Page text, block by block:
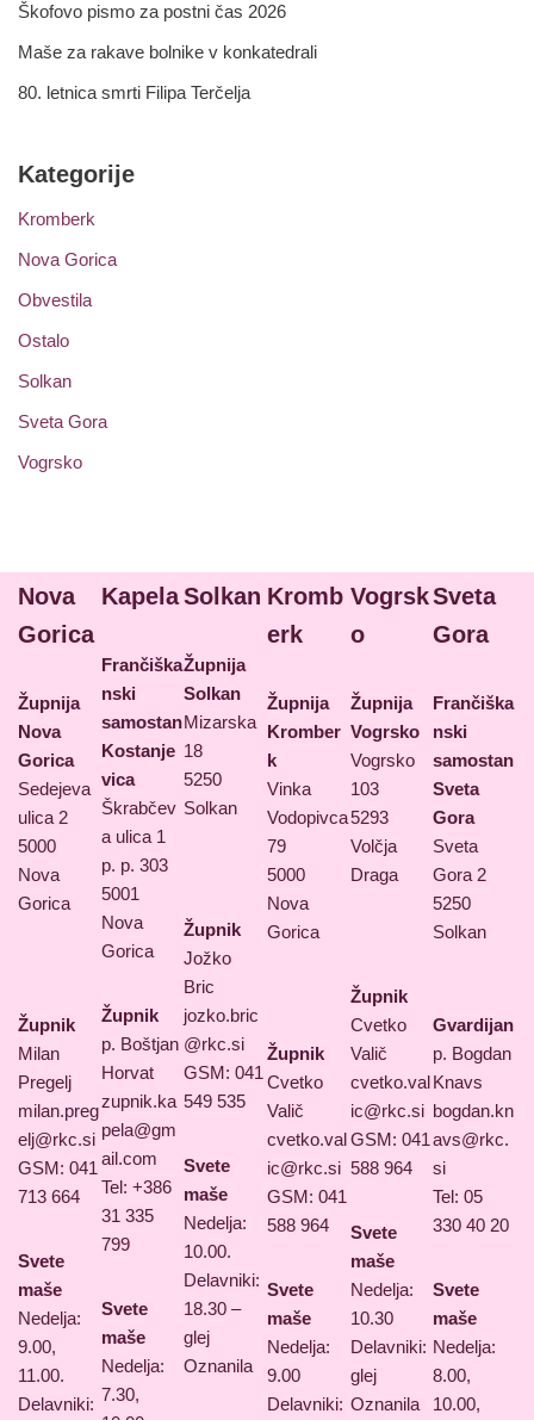
Škofovo pismo za postni čas 2026
Maše za rakave bolnike v konkatedrali
80. letnica smrti Filipa Terčelja
Kategorije
Kromberk
Nova Gorica
Obvestila
Ostalo
Solkan
Sveta Gora
Vogrsko
Nova
Gorica
Župnija
Nova
Gorica
Sedejeva
ulica 2
5000
Nova
Gorica
Župnik
Milan
Pregelj
milan.preg
elj@rkc.si
GSM: 041
713 664
Svete
maše
Nedelja:
9.00,
11.00.
Delavniki:
Kapela
Frančiška
nski
samostan
Kostanje
vica
Škrabčev
a ulica 1
p. p. 303
5001
Nova
Gorica
Župnik
p. Boštjan
Horvat
zupnik.ka
pela@gm
ail.com
Tel: +386
31 335
799
Svete
maše
Nedelja:
7.30,
Solkan
Župnija
Solkan
Mizarska
18
5250
Solkan
Župnik
Jožko
Bric
jozko.bric
@rkc.si
GSM: 041
549 535
Svete
maše
Nedelja:
10.00.
Delavniki:
18.30 –
glej
Oznanila
Kromb
erk
Župnija
Kromber
k
Vinka
Vodopivca
79
5000
Nova
Gorica
Župnik
Cvetko
Valič
cvetko.val
ic@rkc.si
GSM: 041
588 964
Svete
maše
Nedelja:
9.00
Delavniki:
Vogrsk
o
Župnija
Vogrsko
Vogrsko
103
5293
Volčja
Draga
Župnik
Cvetko
Valič
cvetko.val
ic@rkc.si
GSM: 041
588 964
Svete
maše
Nedelja:
10.30
Delavniki:
glej
Oznanila
Sveta
Gora
Frančiška
nski
samostan
Sveta
Gora
Sveta
Gora 2
5250
Solkan
Gvardijan
p. Bogdan
Knavs
bogdan.kn
avs@rkc.
si
Tel: 05
330 40 20
Svete
maše
Nedelja:
8.00,
10.00,